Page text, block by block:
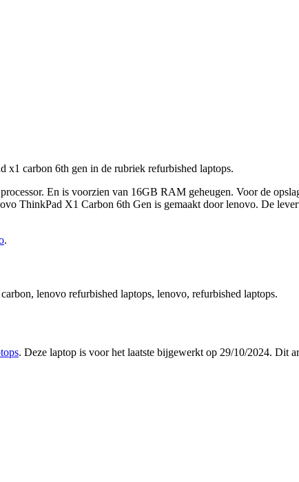
x1 carbon 6th gen in de rubriek refurbished laptops.
En is voorzien van 16GB RAM geheugen. Voor de
ThinkPad X1 Carbon 6th Gen is gemaakt door lenovo. De
.
lenovo refurbished laptops, lenovo, refurbished laptops.
. Deze laptop is voor het laatste bijgewerkt op 29/10/2024. Dit